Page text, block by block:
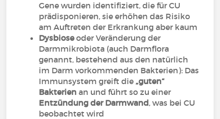
Gene wurden identifiziert, die für CU
prädisponieren, sie erhöhen das Risiko
am Auftreten der Erkrankung aber kaum
Dysbioseoder Veränderung der
Darmmikrobiota (auch Darmflora
genannt, bestehend aus den natürlich
im Darm vorkommenden Bakterien): Das
Immunsystem greift die„guten“
Bakterien an und führt so zu einer
Entzündung der Darmwand, was bei CU
beobachtet wird